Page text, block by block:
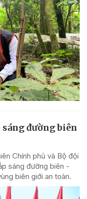
đường biên
Chính phủ và Bộ đội
sáng đường biên -
biên giới an toàn.